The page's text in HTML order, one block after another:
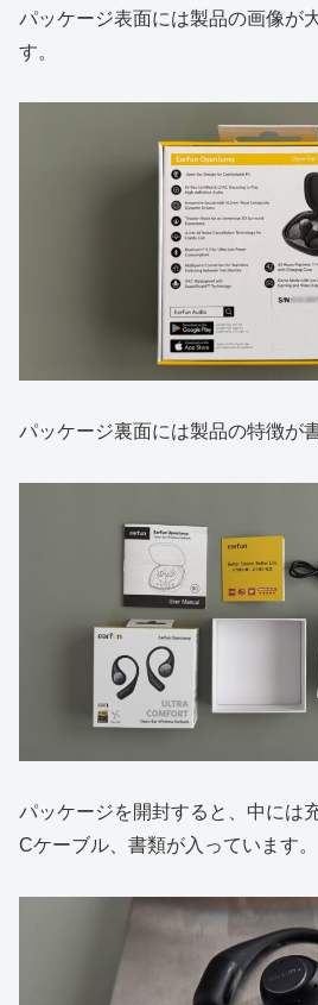
パッケージ表面には製品の画像が
す。
パッケージ裏面には製品の特徴が
パッケージを開封すると、中には
Cケーブル、書類が入っています。